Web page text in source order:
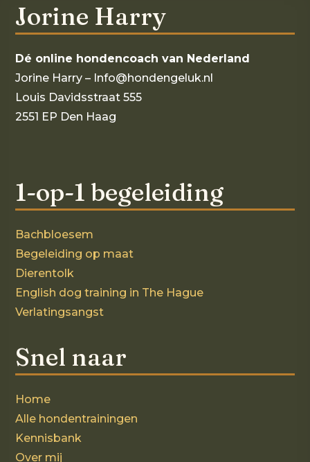
Jorine Harry
Dé online hondencoach van Nederland
Jorine Harry – Info@hondengeluk.nl
Louis Davidsstraat 555
2551 EP Den Haag
1-op-1 begeleiding
Bachbloesem
Begeleiding op maat
Dierentolk
English dog training in The Hague
Verlatingsangst
Snel naar
Home
Alle hondentrainingen
Kennisbank
Over mij